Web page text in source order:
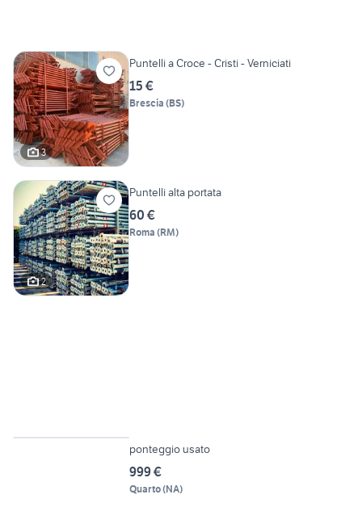
3
Puntelli a Croce - Cristi - Verniciati
15 €
Brescia (BS)
2
Puntelli alta portata
60 €
Roma (RM)
ponteggio usato
999 €
Quarto(NA)